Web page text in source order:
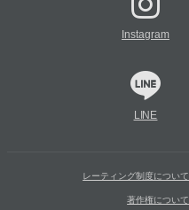
Instagram
LINE
レーティング制度について
著作権について